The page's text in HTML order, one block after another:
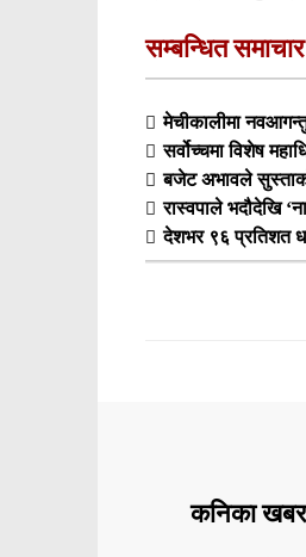
सम्बन्धित समाचार
मेचीकालीमा
सर्वोच्चमा विशेष
बजेट अभावले
रास्वपाले भदौदेखि
देशभर ९६ प्रतिशत
कनिका